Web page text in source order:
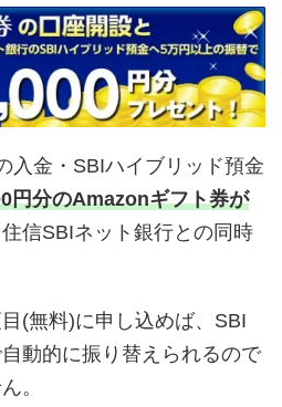
入金・SBIハイブリッド預金
円分のAmazonギフト券が
信SBIネット銀行との同時
(無料)に申し込めば、SBI
動的に振り替えられるので
。